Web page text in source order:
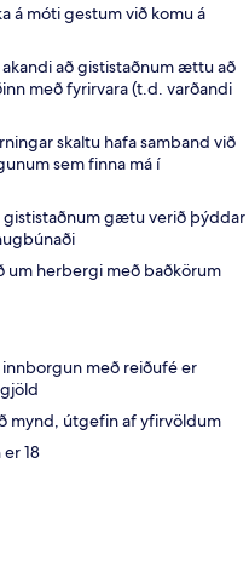
á móti gestum við komu á
að gististaðnum ættu að
með fyrirvara (t.d. varðandi
skaltu hafa samband við
sem finna má í
gististaðnum gætu verið þýddar
um herbergi með baðkörum
með reiðufé er
mynd, útgefin af yfirvöldum
18